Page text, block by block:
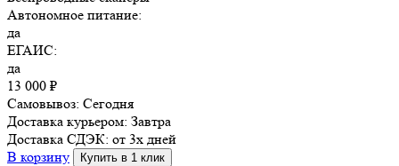
Автономное питание:
да
ЕГАИС:
да
13 000 ₽
Самовывоз: Сегодня
Доставка курьером: Завтра
Доставка СДЭК: от 3х дней
В корзину
Купить в 1 клик